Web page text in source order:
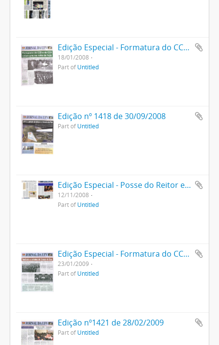
Edição Especial - Formatura do CCB e do CCH 2008
18/01/2008
Part ofUntitled
Edição nº 1418 de 30/09/2008
Part ofUntitled
Edição Especial - Posse do Reitor em 2008
12/11/2008
Part ofUntitled
Edição Especial - Formatura do CCA e do CCE 2009
23/01/2009
Part ofUntitled
Edição nº1421 de 28/02/2009
Part ofUntitled